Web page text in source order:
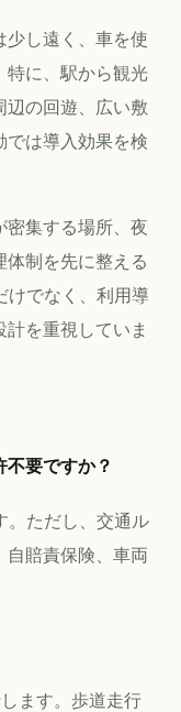
少し遠く、車を使
特に、駅から観光
辺の回遊、広い敷
では導入効果を検
密集する場所、夜
制を先に整える
けでなく、利用導
を重視していま
要ですか？
。ただし、交通ル
自賠責保険、車両
ます。歩道走行